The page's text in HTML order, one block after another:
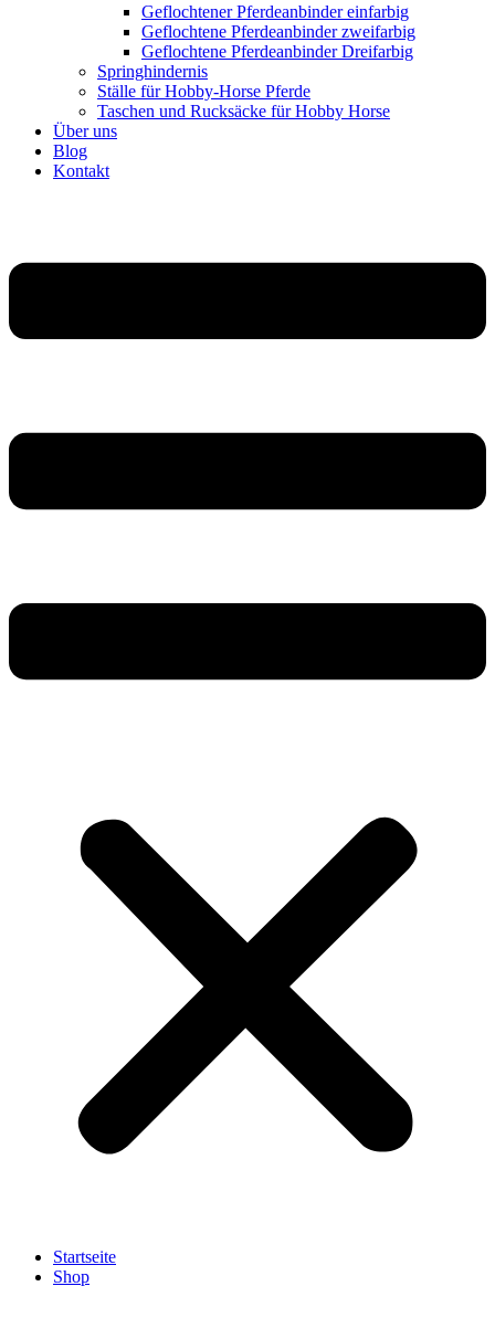
Geflochtener Pferdeanbinder einfarbig
Geflochtene Pferdeanbinder zweifarbig
Geflochtene Pferdeanbinder Dreifarbig
Springhindernis
Ställe für Hobby-Horse Pferde
Taschen und Rucksäcke für Hobby Horse
Über uns
Blog
Kontakt
Startseite
Shop